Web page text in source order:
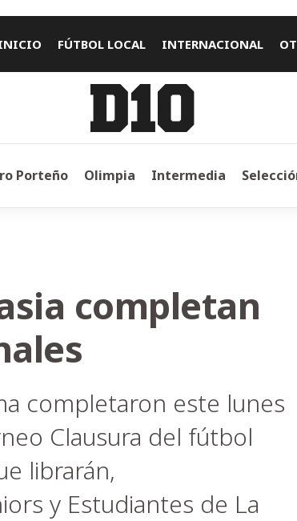
FÚTBOL LOCAL INTERNACIONAL
Porteño Olimpia Intermedia
completan
completaron este lunes
Clausura del fútbol
librarán,
y Estudiantes de La